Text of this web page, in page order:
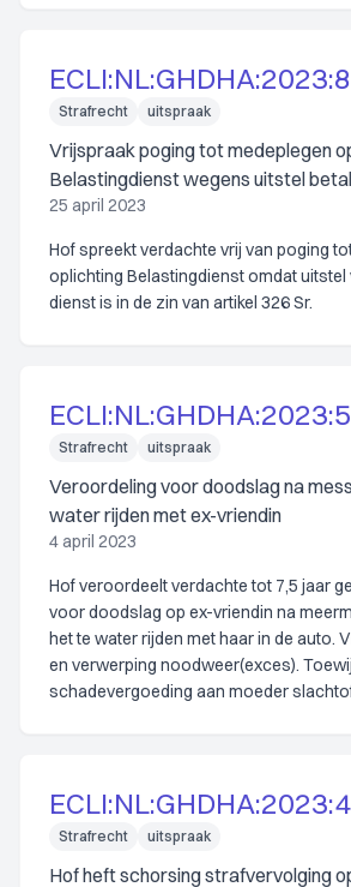
Strafrecht uitspraak
Vrijspraak poging tot medeplegen
Belastingdienst wegens uitstel
25 april 2023
Hof spreekt verdachte vrij van poging
oplichting Belastingdienst omdat uitstel
dienst is in de zin van artikel 326 Sr.
Strafrecht uitspraak
Veroordeling voor doodslag na
water rijden met ex-vriendin
4 april 2023
Hof veroordeelt verdachte tot 7,5 jaar
voor doodslag op ex-vriendin na
het te water rijden met haar in de auto.
en verwerping noodweer(exces).
schadevergoeding aan moeder
Strafrecht uitspraak
Hof heft schorsing strafvervolging